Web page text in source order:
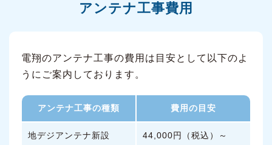
アンテナ工事費用
電翔のアンテナ工事の費用は目安として以下のよ
うにご案内しております。
アンテナ工事の種類 費用の目安
地デジアンテナ新設 44,000円（税込）～